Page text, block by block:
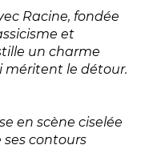
Racine, fondée
et
un charme
méritent le détour.
en scène ciselée
contours